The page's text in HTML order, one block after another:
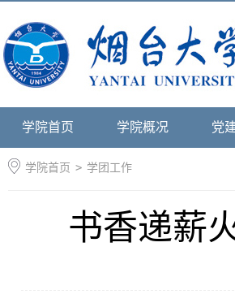
学院首页 学院概况 党
学院首页 > 学团工作
书香递薪